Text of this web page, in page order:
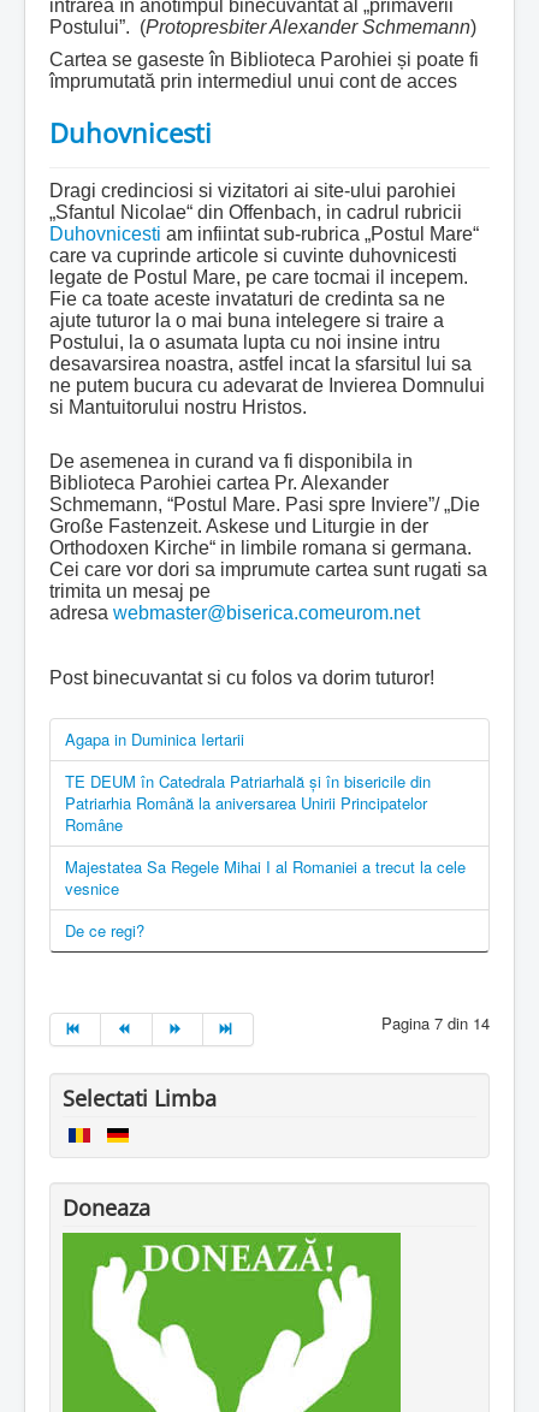
intrarea în anotimpul binecuvântat al „primăverii
Postului”. (Protopresbiter Alexander Schmemann)
Cartea se gaseste în Biblioteca Parohiei și poate fi
împrumutată prin intermediul unui cont de acces
Duhovnicesti
Dragi credinciosi si vizitatori ai site-ului parohiei
„Sfantul Nicolae“ din Offenbach, in cadrul rubricii
Duhovnicesti am infiintat sub-rubrica „Postul Mare“
care va cuprinde articole si cuvinte duhovnicesti
legate de Postul Mare, pe care tocmai il incepem.
Fie ca toate aceste invataturi de credinta sa ne
ajute tuturor la o mai buna intelegere si traire a
Postului, la o asumata lupta cu noi insine intru
desavarsirea noastra, astfel incat la sfarsitul lui sa
ne putem bucura cu adevarat de Invierea Domnului
si Mantuitorului nostru Hristos.
De asemenea in curand va fi disponibila in
Biblioteca Parohiei cartea Pr. Alexander
Schmemann, “Postul Mare. Pasi spre Inviere”/ „Die
Große Fastenzeit. Askese und Liturgie in der
Orthodoxen Kirche“ in limbile romana si germana.
Cei care vor dori sa imprumute cartea sunt rugati sa
trimita un mesaj pe
adresa webmaster@biserica.comeurom.net
Post binecuvantat si cu folos va dorim tuturor!
Agapa in Duminica Iertarii
TE DEUM în Catedrala Patriarhală şi în bisericile din
Patriarhia Română la aniversarea Unirii Principatelor
Române
Majestatea Sa Regele Mihai I al Romaniei a trecut la cele
vesnice
De ce regi?
Pagina 7 din 14
Selectati Limba
Doneaza